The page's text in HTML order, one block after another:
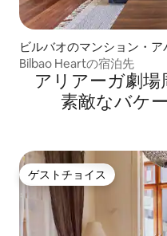
ビルバオのマンション・ア
Bilbao Heartの宿泊先
アリアーガ劇
素⁠敵⁠なバ⁠ケ⁠
ゲストチョイス
ゲストチョイス